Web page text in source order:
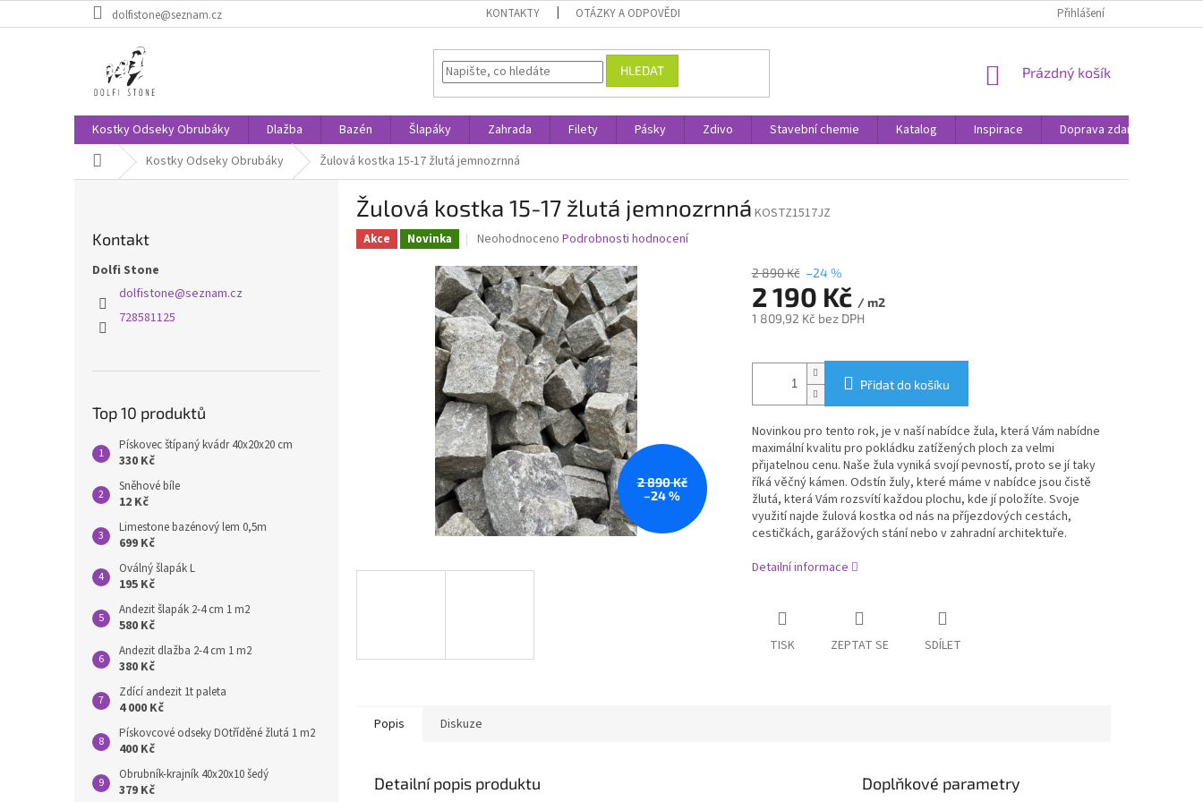
na
dolfistone@seznam.cz KONTAKTY OTÁZKY A ODPOVĚDI Přihlášení
HLEDAT
NÁKUPNÍ
Prázdný košík
Kostky Odseky Obrubáky Dlažba Bazén Šlapáky Zahrada Filety Pásky Zdivo Stavební chemie Katalog Inspirace Doprava zdarma
Domů Kostky Odseky Obrubáky Žulová kostka 15-17 žlutá jemnozrnná
Kontakt
Dolfi Stone
dolfistone@seznam.cz
728581125
Top 10 produktů
Pískovec štípaný kvádr 40x20x20 cm
330 Kč
Sněhové bíle
12 Kč
Limestone bazénový lem 0,5m
699 Kč
Oválný šlapák L
195 Kč
Andezit šlapák 2-4 cm 1 m2
580 Kč
Andezit dlažba 2-4 cm 1 m2
380 Kč
Zdící andezit 1t paleta
4 000 Kč
Pískovcové odseky DOtříděné žlutá 1 m2
400 Kč
Obrubník-krajník 40x20x10 šedý
379 Kč
Žulová kostka 15-17 žlutá jemnozrnná KOSTZ1517JZ
Akce Novinka
Průměrné
produktu
je
0,0
z
5
hvězdiček.
Neohodnoceno Podrobnosti hodnocení
2 890 Kč
–24 %
2 890 Kč –24 %
2 190 Kč / m2
1 809,92 Kč bez DPH
cena:
Přidat do košíku
Novinkou pro tento rok, je v naší nabídce žula, která Vám nabídne
maximální kvalitu pro pokládku zatížených ploch za velmi
přijatelnou cenu. Naše žula vyniká svojí pevností, proto se jí taky
říká věčný kámen. Odstín žuly, které máme v nabídce jsou čistě
žlutá, která Vám rozsvítí každou plochu, kde jí položíte. Svoje
využití najde žulová kostka od nás na příjezdových cestách,
cestičkách, garážových stání nebo v zahradní architektuře.
Detailní informace
TISK ZEPTAT SE SDÍLET
Popis Diskuze
Detailní popis produktu Doplňkové parametry